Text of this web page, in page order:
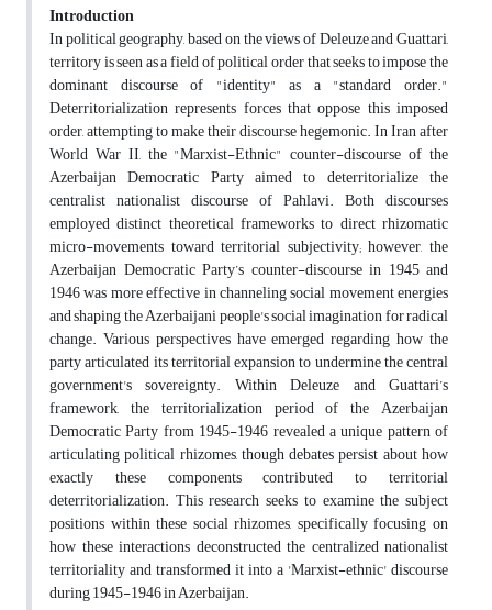
Introduction
In political geography, based on the views of Deleuze and Guattari,
territory is seen as a field of political order that seeks to impose the
dominant discourse of "identity" as a "standard order."
Deterritorialization represents forces that oppose this imposed
order, attempting to make their discourse hegemonic. In Iran after
World War II, the "Marxist-Ethnic" counter-discourse of the
Azerbaijan Democratic Party aimed to deterritorialize the
centralist nationalist discourse of Pahlavi. Both discourses
employed distinct theoretical frameworks to direct rhizomatic
micro-movements toward territorial subjectivity; however, the
Azerbaijan Democratic Party’s counter-discourse in 1945 and
1946 was more effective in channeling social movement energies
and shaping the Azerbaijani people's social imagination for radical
change. Various perspectives have emerged regarding how the
party articulated its territorial expansion to undermine the central
government's sovereignty. Within Deleuze and Guattari’s
framework, the territorialization period of the Azerbaijan
Democratic Party from 1945-1946 revealed a unique pattern of
articulating political rhizomes, though debates persist about how
exactly these components contributed to territorial
deterritorialization. This research seeks to examine the subject
positions within these social rhizomes, specifically focusing on
how these interactions deconstructed the centralized nationalist
territoriality and transformed it into a 'Marxist-ethnic' discourse
during 1945-1946 in Azerbaijan.